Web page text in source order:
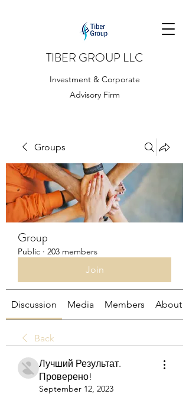
TIBER GROUP LLC
Investment & Corporate
Advisory Firm
Groups
Group
Public · 203 members
Join
Discussion Media Members About
Back
Лучший Результат.
Проверено!
September 12, 2023